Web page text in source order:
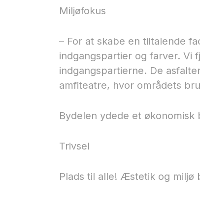
Miljøfokus
– For at skabe en tiltalende
indgangspartier og farver. Vi
indgangspartierne. De
amfiteatre, hvor områdets
Bydelen ydede et
Trivsel
Plads til alle! Æstetik og miljø